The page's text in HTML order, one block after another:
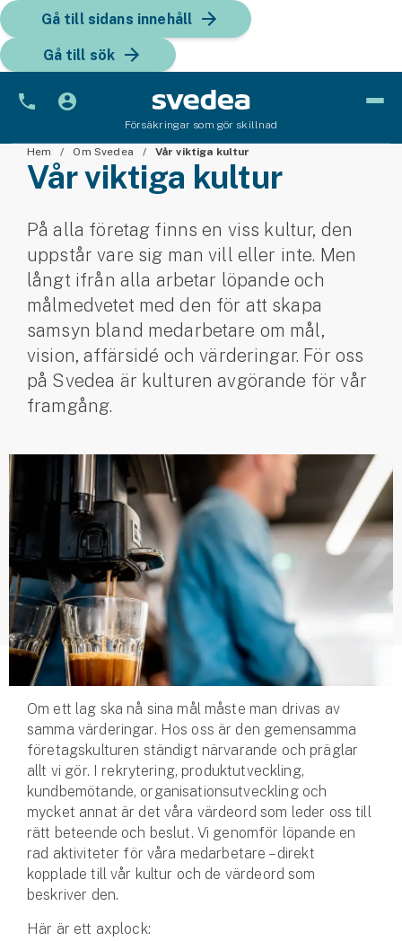
Gå till sidans innehåll
Gå till sök
Försäkringar som gör skillnad
Bil
Bilförsäkring för företag
Fordon
Snöskoterförsäkring
ATV-försäkring
Släpvagnsförsäkring
Motorcykel
Mc-försäkring
Märkesförsäkringar
Båt
Båtförsäkring
Märkesförsäkringar
Vattenskoterförsäkring
Sportfiskarna
Djur
Hundförsäkring
Jakthundsförsäkring
Kattförsäkring
Hem Om Svedea Vår viktiga kultur
Vår viktiga kultur
På alla företag finns en viss kultur, den
uppstår vare sig man vill eller inte. Men
långt ifrån alla arbetar löpande och
målmedvetet med den för att skapa
samsyn bland medarbetare om mål,
vision, affärsidé och värderingar. För oss
på Svedea är kulturen avgörande för vår
framgång.
Om ett lag ska nå sina mål måste man drivas av
samma värderingar. Hos oss är den gemensamma
företagskulturen ständigt närvarande och präglar
allt vi gör. I rekrytering, produktutveckling,
kundbemötande, organisationsutveckling och
mycket annat är det våra värdeord som leder oss till
rätt beteende och beslut. Vi genomför löpande en
rad aktiviteter för våra medarbetare – direkt
kopplade till vår kultur och de värdeord som
beskriver den.
Här är ett axplock: